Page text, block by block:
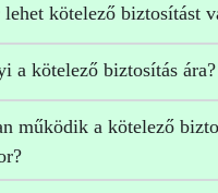
lehet kötelező biztosítást
a kötelező biztosítás ára?
működik a kötelező